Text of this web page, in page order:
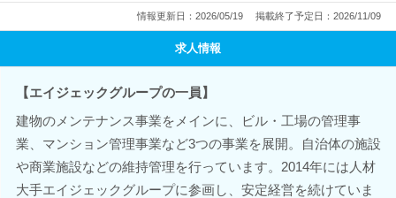
情報更新日：2026/05/19 掲載終了予定日：2026/11/09
求人情報
【エイジェックグループの一員】
建物のメンテナンス事業をメインに、ビル・工場の管理事
業、マンション管理事業など3つの事業を展開。自治体の施設
や商業施設などの維持管理を行っています。2014年には人材
大手エイジェックグループに参画し、安定経営を続けていま